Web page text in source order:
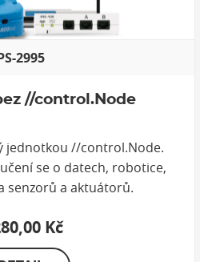
2995
//control.Node
jednotkou //control.Node.
se o datech, robotice,
senzorů a aktuátorů.
Kč